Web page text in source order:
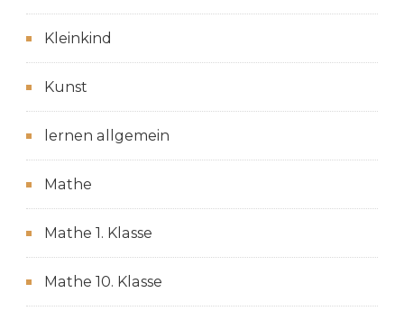
Kleinkind
Kunst
lernen allgemein
Mathe
Mathe 1. Klasse
Mathe 10. Klasse